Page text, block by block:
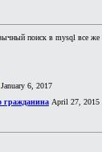
поиск в mysql все же
January 6, 2017
гражданина April 27, 2015